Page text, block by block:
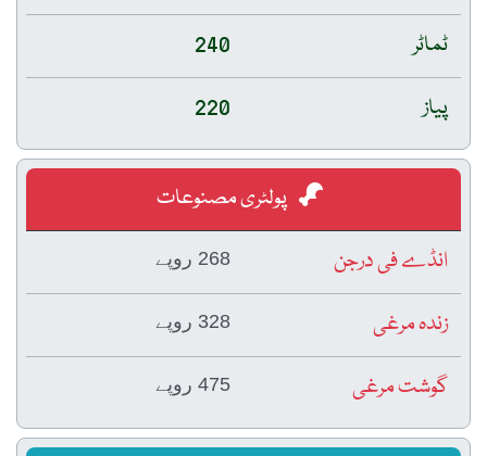
ٹماٹر
240
پیاز
220
پولٹری مصنوعات
انڈے فی درجن
268 روپے
زندہ مرغی 328 روپے
گوشت مرغی 475 روپے